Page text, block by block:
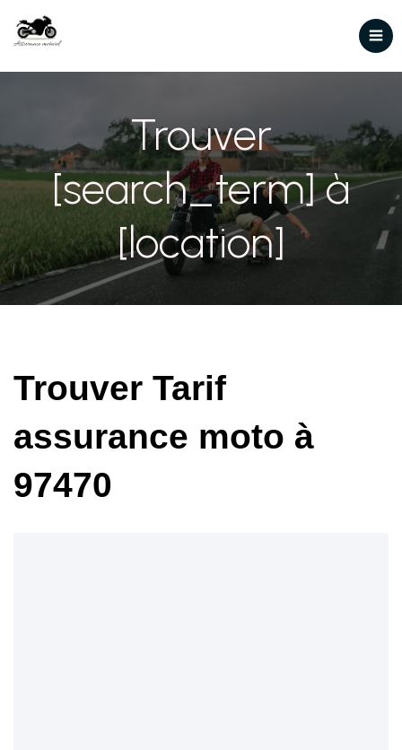
Trouver
[search_term] à
[location]
Trouver Tarif
assurance moto à
97470